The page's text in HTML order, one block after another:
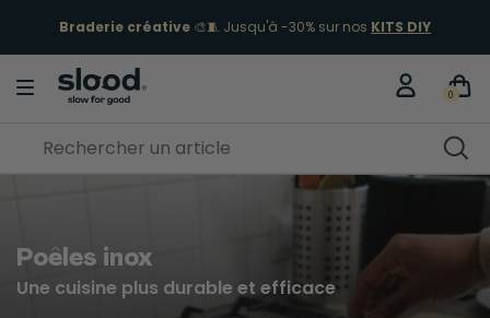
0
Poêles inox
Une cuisine plus durable et efficace